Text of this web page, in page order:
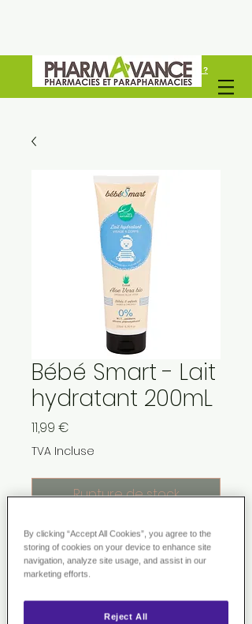
Vous êtes un professionel de santé ?
Découvrez Pharmavance Groupe
Bébé Smart - Lait
hydratant 200mL
11,99 €
TVA Incluse
Rupture de stock
VISAGE ET CORPS
TYPES DE PEAUX :
Particulièrement conseillé pour
By clicking “Accept All Cookies”, you agree to the
storing of cookies on your device to enhance site
navigation, analyze site usage, and assist in our
marketing efforts.
Reject All